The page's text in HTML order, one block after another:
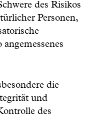
des Risikos
Personen,
die
und
des